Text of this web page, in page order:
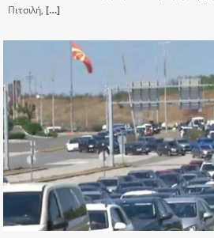
Πιτσιλή, […]